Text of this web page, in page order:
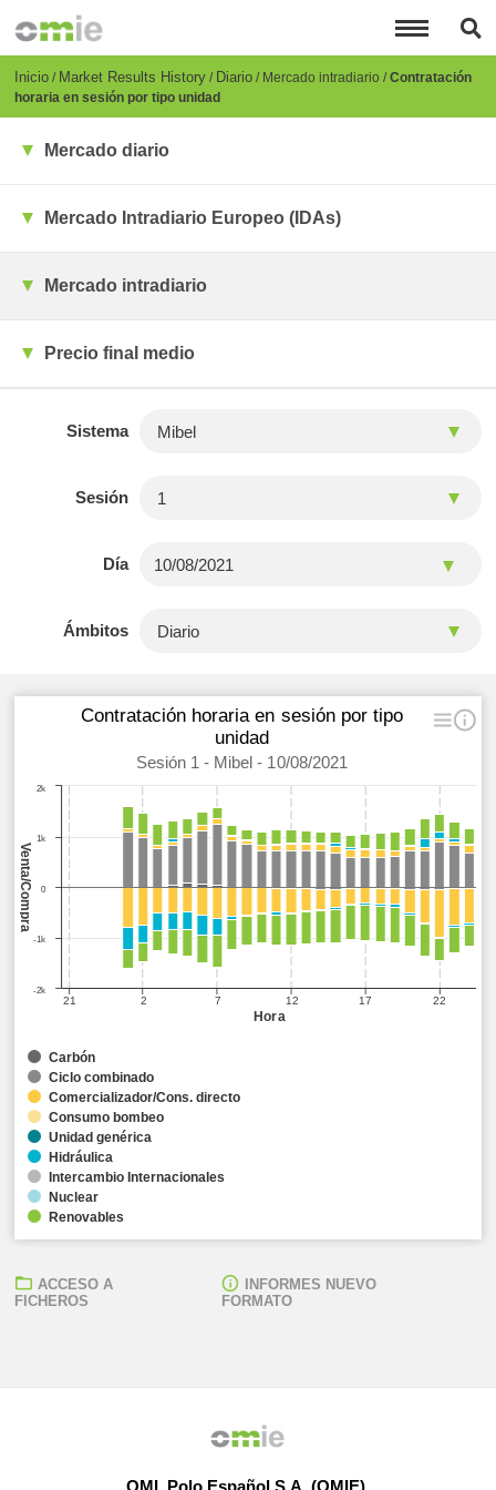
principal
Breadcrumb
Inicio Market Results History Diario Mercado intradiario Contratación
horaria en sesión por tipo unidad
Mercado diario
Mercado Intradiario Europeo (IDAs)
Mercado intradiario
Precio final medio
Sistema
Sesión
Día
Ámbitos
Hora
Venta/Compra
Contratación horaria en sesión por tipo
unidad
Sesión 1 - Mibel - 10/08/2021
21 2 7 12 17 22
-2k
-1k
0
1k
2k
Carbón
Ciclo combinado
Comercializador/Cons. directo
Consumo bombeo
Unidad genérica
Hidráulica
Intercambio Internacionales
Nuclear
Renovables
ACCESO A
FICHEROS
INFORMES NUEVO
FORMATO
OMI, Polo Español S.A. (OMIE)